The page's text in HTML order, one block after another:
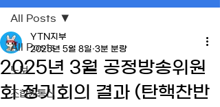
All Posts
노보
조합원통신
All Posts
2025년 3월 공정방송위원
회 정기회의 결과 (탄핵찬반
YTN지부
2025년 5월 8일 3분 분량